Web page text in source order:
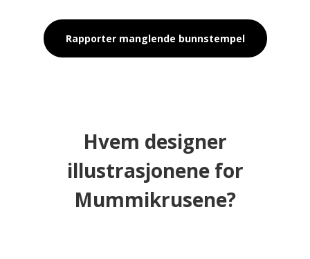
Rapporter manglende bunnstempel
Hvem designer
illustrasjonene for
Mummikrusene?